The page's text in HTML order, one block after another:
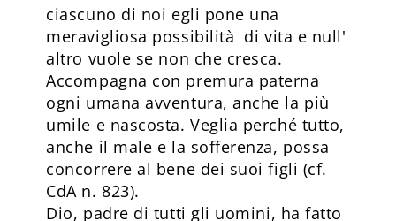
ciascuno di noi egli pone una
meravigliosa possibilità di vita e null'
altro vuole se non che cresca.
Accompagna con premura paterna
ogni umana avventura, anche la più
umile e nascosta. Veglia perché tutto,
anche il male e la sofferenza, possa
concorrere al bene dei suoi figli (cf.
CdA n. 823).
Dio, padre di tutti gli uomini, ha fatto